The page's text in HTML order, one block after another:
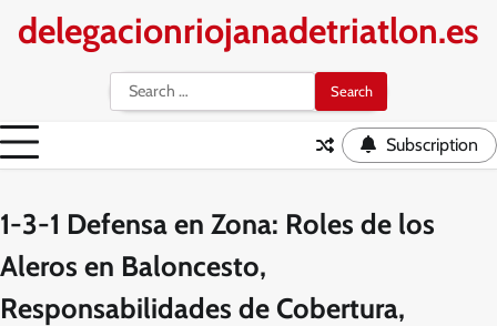
delegacionriojanadetriatlon.es
Search
for:
Subscription
1-3-1 Defensa en Zona: Roles de los
Aleros en Baloncesto,
Responsabilidades de Cobertura,